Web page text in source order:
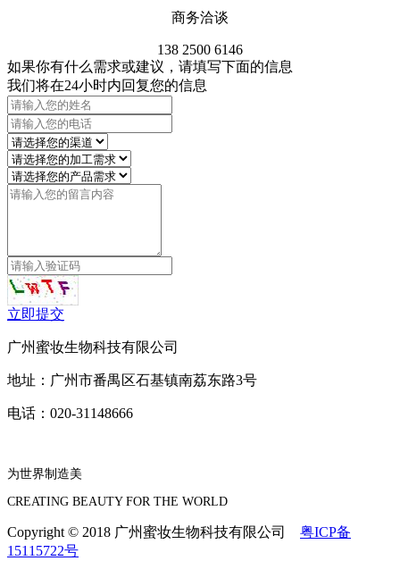
商务洽谈
138 2500 6146
如果你有什么需求或建议，请填写下面的信息
我们将在24小时内回复您的信息
立即提交
广州蜜妆生物科技有限公司
地址：广州市番禺区石基镇南荔东路3号
电话：020-31148666
为世界制造美
CREATING BEAUTY FOR THE WORLD
Copyright © 2018 广州蜜妆生物科技有限公司 粤ICP备
15115722号